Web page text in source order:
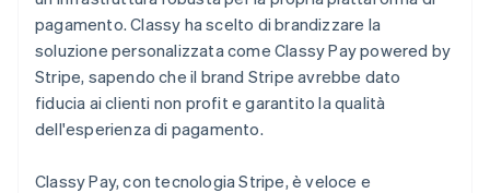
pagamento. Classy ha scelto di brandizzare la
soluzione personalizzata come Classy Pay powered by
Stripe, sapendo che il brand Stripe avrebbe dato
fiducia ai clienti non profit e garantito la qualità
dell'esperienza di pagamento.
Classy Pay, con tecnologia Stripe, è veloce e